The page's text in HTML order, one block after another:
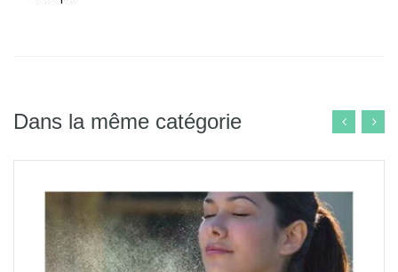
Dans la même catégorie